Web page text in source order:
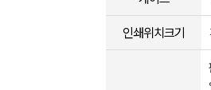
인쇄위치크기